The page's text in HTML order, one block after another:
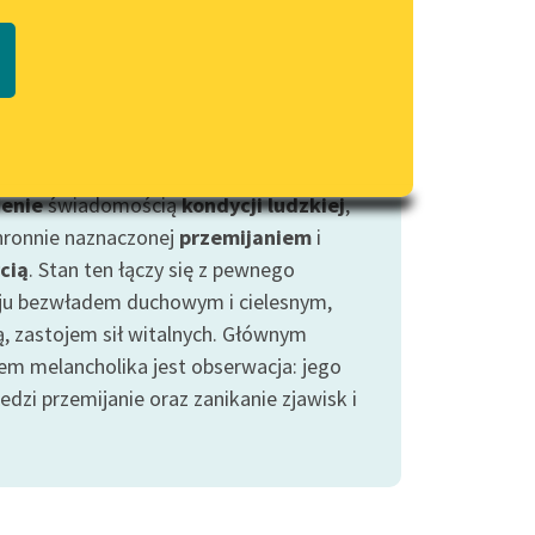
PDF
wrażliwych
Deklaracja dostępności
stan głębokiego, egzystencjalnego
poczucia straty (często nie mającej
świadomościąkondycji ludzkiej,
naznaczonej przemijaniem i
. Stan ten łączy się z pewnego
bezwładem duchowym i cielesnym,
zastojem sił witalnych. Głównym
melancholika jest obserwacja: jego
przemijanie oraz zanikanie zjawisk i